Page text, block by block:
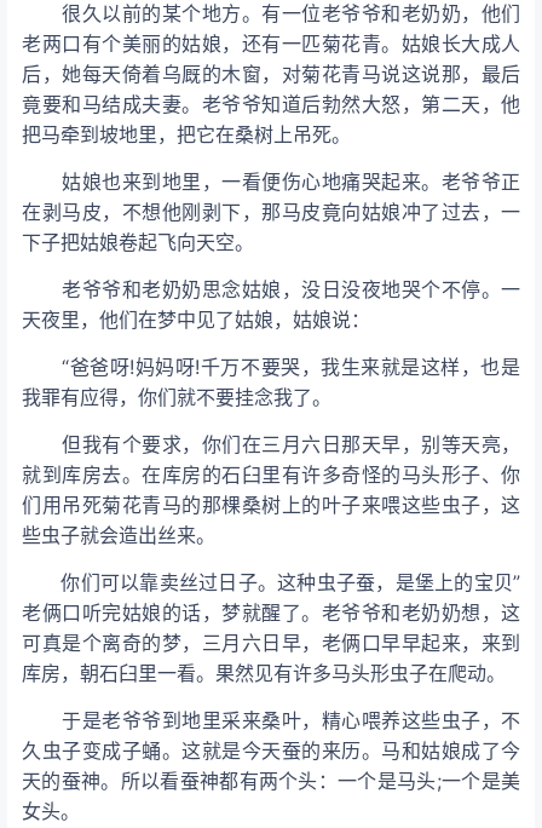
很久以前的某个地方。有一位老爷爷和老奶奶，他们
老两口有个美丽的姑娘，还有一匹菊花青。姑娘长大成人
后，她每天倚着乌厩的木窗，对菊花青马说这说那，最后
竟要和马结成夫妻。老爷爷知道后勃然大怒，第二天，他
把马牵到坡地里，把它在桑树上吊死。
姑娘也来到地里，一看便伤心地痛哭起来。老爷爷正
在剥马皮，不想他刚剥下，那马皮竟向姑娘冲了过去，一
下子把姑娘卷起飞向天空。
老爷爷和老奶奶思念姑娘，没日没夜地哭个不停。一
天夜里，他们在梦中见了姑娘，姑娘说：
“爸爸呀!妈妈呀!千万不要哭，我生来就是这样，也是
我罪有应得，你们就不要挂念我了。
但我有个要求，你们在三月六日那天早，别等天亮，
就到库房去。在库房的石臼里有许多奇怪的马头形子、你
们用吊死菊花青马的那棵桑树上的叶子来喂这些虫子，这
些虫子就会造出丝来。
你们可以靠卖丝过日子。这种虫子蚕，是堡上的宝贝”
老俩口听完姑娘的话，梦就醒了。老爷爷和老奶奶想，这
可真是个离奇的梦，三月六日早，老俩口早早起来，来到
库房，朝石臼里一看。果然见有许多马头形虫子在爬动。
于是老爷爷到地里采来桑叶，精心喂养这些虫子，不
久虫子变成子蛹。这就是今天蚕的来历。马和姑娘成了今
天的蚕神。所以看蚕神都有两个头：一个是马头;一个是美
女头。